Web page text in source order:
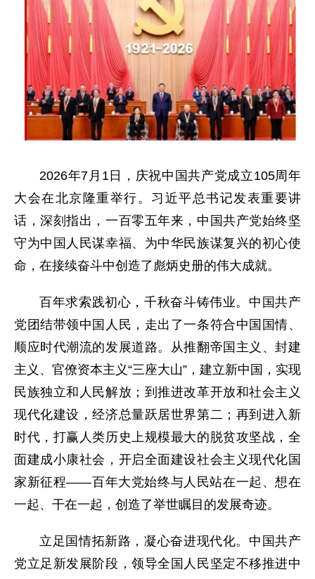
2026年7月1日，庆祝中国共产党成立105周年
大会在北京隆重举行。习近平总书记发表重要讲
话，深刻指出，一百零五年来，中国共产党始终坚
守为中国人民谋幸福、为中华民族谋复兴的初心使
命，在接续奋斗中创造了彪炳史册的伟大成就。
百年求索践初心，千秋奋斗铸伟业。中国共产
党团结带领中国人民，走出了一条符合中国国情、
顺应时代潮流的发展道路。从推翻帝国主义、封建
主义、官僚资本主义“三座大山”，建立新中国，实现
民族独立和人民解放；到推进改革开放和社会主义
现代化建设，经济总量跃居世界第二；再到进入新
时代，打赢人类历史上规模最大的脱贫攻坚战，全
面建成小康社会，开启全面建设社会主义现代化国
家新征程——百年大党始终与人民站在一起、想在
一起、干在一起，创造了举世瞩目的发展奇迹。
立足国情拓新路，凝心奋进现代化。中国共产
党立足新发展阶段，领导全国人民坚定不移推进中